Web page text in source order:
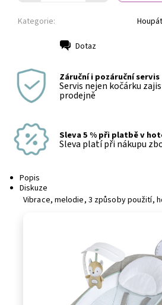
Kategorie:
Dotaz
Záruční i pozáruční servis
Servis nejen kočárku
prodejně
Sleva 5 % při platbě v
Sleva platí při nákupu
Popis
Diskuze
Vibrace, melodie, 3 způsoby použití,